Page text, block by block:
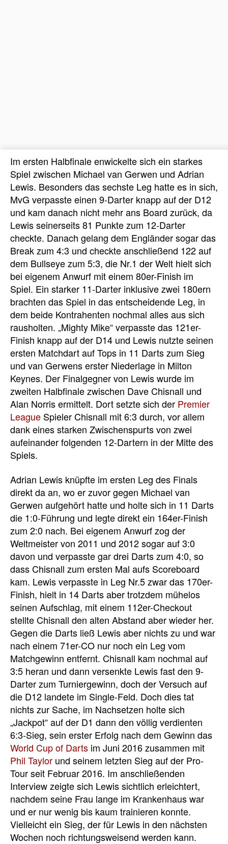
Im ersten Halbfinale enwickelte sich ein starkes
Spiel zwischen Michael van Gerwen und Adrian
Lewis. Besonders das sechste Leg hatte es in sich,
MvG verpasste einen 9-Darter knapp auf der D12
und kam danach nicht mehr ans Board zurück, da
Lewis seinerseits 81 Punkte zum 12-Darter
checkte. Danach gelang dem Engländer sogar das
Break zum 4:3 und checkte anschließend 122 auf
dem Bullseye zum 5:3, die Nr.1 der Welt hielt sich
bei eigenem Anwurf mit einem 80er-Finish im
Spiel. Ein starker 11-Darter inklusive zwei 180ern
brachten das Spiel in das entscheidende Leg, in
dem beide Kontrahenten nochmal alles aus sich
rausholten. „Mighty Mike“ verpasste das 121er-
Finish knapp auf der D14 und Lewis nutzte seinen
ersten Matchdart auf Tops in 11 Darts zum Sieg
und van Gerwens erster Niederlage in Milton
Keynes. Der Finalgegner von Lewis wurde im
zweiten Halbfinale zwischen Dave Chisnall und
Alan Norris ermittelt. Dort setzte sich der Premier
League Spieler Chisnall mit 6:3 durch, vor allem
dank eines starken Zwischenspurts von zwei
aufeinander folgenden 12-Dartern in der Mitte des
Spiels.
Adrian Lewis knüpfte im ersten Leg des Finals
direkt da an, wo er zuvor gegen Michael van
Gerwen aufgehört hatte und holte sich in 11 Darts
die 1:0-Führung und legte direkt ein 164er-Finish
zum 2:0 nach. Bei eigenem Anwurf zog der
Weltmeister von 2011 und 2012 sogar auf 3:0
davon und verpasste gar drei Darts zum 4:0, so
dass Chisnall zum ersten Mal aufs Scoreboard
kam. Lewis verpasste in Leg Nr.5 zwar das 170er-
Finish, hielt in 14 Darts aber trotzdem mühelos
seinen Aufschlag, mit einem 112er-Checkout
stellte Chisnall den alten Abstand aber wieder her.
Gegen die Darts ließ Lewis aber nichts zu und war
nach einem 71er-CO nur noch ein Leg vom
Matchgewinn entfernt. Chisnall kam nochmal auf
3:5 heran und dann versenkte Lewis fast den 9-
Darter zum Turniergewinn, doch der Versuch auf
die D12 landete im Single-Feld. Doch dies tat
nichts zur Sache, im Nachsetzen holte sich
„Jackpot“ auf der D1 dann den völlig verdienten
6:3-Sieg, sein erster Erfolg nach dem Gewinn das
World Cup of Darts im Juni 2016 zusammen mit
Phil Taylor und seinem letzten Sieg auf der Pro-
Tour seit Februar 2016. Im anschließenden
Interview zeigte sich Lewis sichtlich erleichtert,
nachdem seine Frau lange im Krankenhaus war
und er nur wenig bis kaum trainieren konnte.
Vielleicht ein Sieg, der für Lewis in den nächsten
Wochen noch richtungsweisend werden kann.